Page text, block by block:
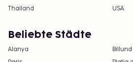
Zimmer mit
Verbindungstür/
Thailand
USA
Beliebte Städte
Alanya
Billund